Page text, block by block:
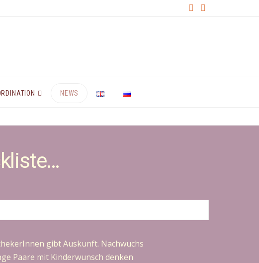
NEWS
gibt Auskunft. Nachwuchs
Paare mit Kinderwunsch denken